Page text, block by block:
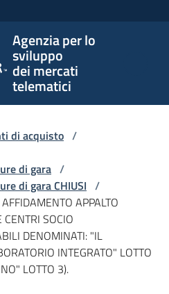
Agenzia per lo
sviluppo
dei mercati
telematici
di acquisto /
di gara /
di gara CHIUSI /
APPALTO
SOCIO
DENOMINATI: "IL
INTEGRATO" LOTTO
LOTTO 3).